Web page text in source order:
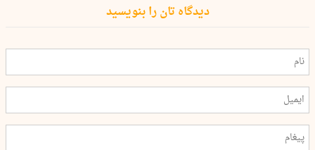
دیدگاه تان را بنویسید